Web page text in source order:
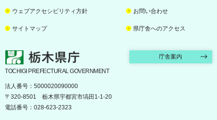
ウェブアクセシビリティ方針 お問い合わせ
サイトマップ 県庁舎へのアクセス
栃木県庁 庁舎案内
TOCHIGI PREFECTURAL GOVERNMENT
法人番号：5000020090000
〒320-8501 栃木県宇都宮市塙田1-1-20
電話番号：028-623-2323